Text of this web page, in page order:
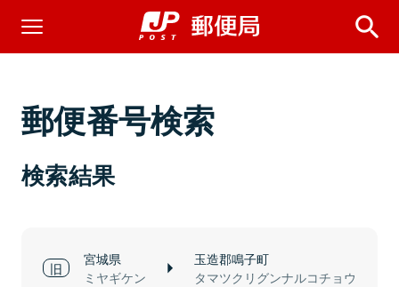
郵便番号検索
検索結果
宮城県
ミヤギケン
玉造郡鳴子町
タマツクリグンナルコチョウ